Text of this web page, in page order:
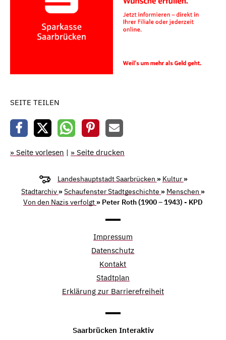
SEITE TEILEN
» Seite vorlesen | » Seite drucken
Landeshauptstadt Saarbrücken » Kultur »
Stadtarchiv »Schaufenster Stadtgeschichte » Menschen »
Von den Nazis verfolgt » Peter Roth (1900 – 1943) - KPD
Impressum
Datenschutz
Kontakt
Stadtplan
Erklärung zur Barrierefreiheit
Saarbrücken Interaktiv